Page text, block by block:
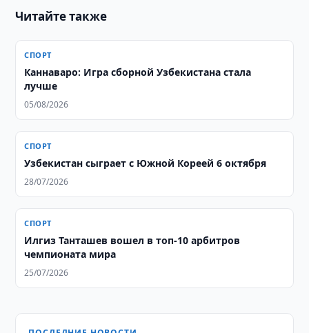
Читайте также
СПОРТ
Каннаваро: Игра сборной Узбекистана стала
лучше
05/08/2026
СПОРТ
Узбекистан сыграет с Южной Кореей 6 октября
28/07/2026
СПОРТ
Илгиз Танташев вошел в топ-10 арбитров
чемпионата мира
25/07/2026